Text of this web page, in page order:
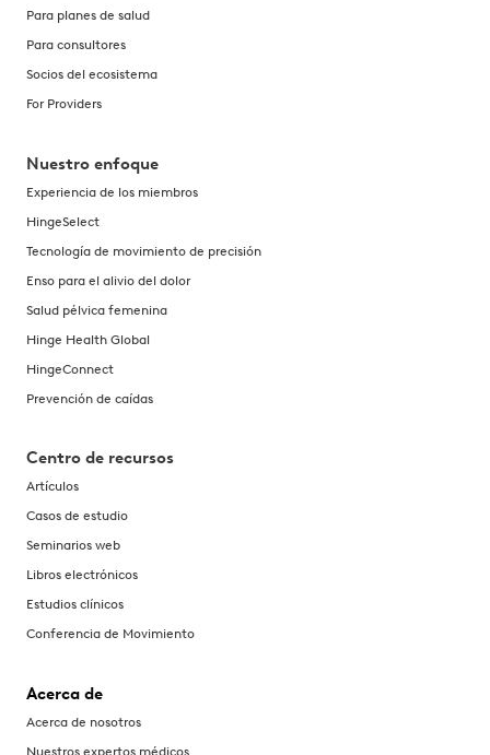
Para planes de salud
Para consultores
Socios del ecosistema
For Providers
Nuestro enfoque
Experiencia de los miembros
HingeSelect
Tecnología de movimiento de precisión
Enso para el alivio del dolor
Salud pélvica femenina
Hinge Health Global
HingeConnect
Prevención de caídas
Centro de recursos
Artículos
Casos de estudio
Seminarios web
Libros electrónicos
Estudios clínicos
Conferencia de Movimiento
Acerca de
Acerca de nosotros
Nuestros expertos médicos